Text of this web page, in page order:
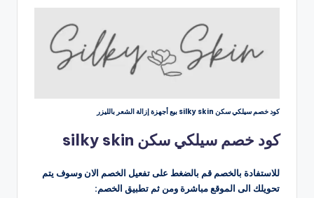
كود خصم سيلكي سكن silky skin بيع أجهزة إزالة الشعر بالليزر
كود خصم سيلكي سكن silky skin
للاستفادة بالخصم قم بالضغط على تفعيل الخصم الان وسوف يتم
تحويلك الى الموقع مباشرة ومن ثم تطبيق الخصم: